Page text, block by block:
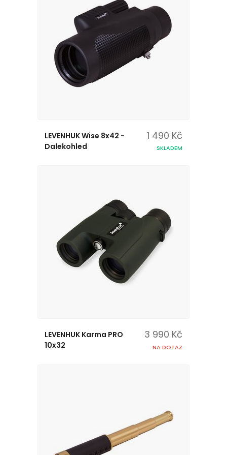
LEVENHUK Wise 8x42 -
Dalekohled
1 490 Kč
SKLADEM
LEVENHUK Karma PRO
10x32
3 990 Kč
NA DOTAZ